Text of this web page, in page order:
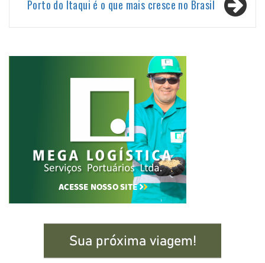
Porto do Itaqui é o que mais cresce no Brasil